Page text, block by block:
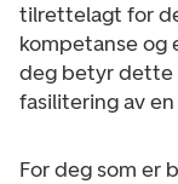
tilrettelagt for
kompetanse og
deg betyr dette
fasilitering av
For deg som er